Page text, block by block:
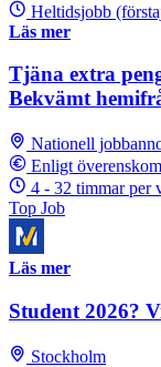
Heltidsjobb
Läs mer
Tjäna extra
Bekvämt
Nationell
Enligt
4 - 32 timmar per
Top Job
Läs mer
Student 2026?
Stockholm